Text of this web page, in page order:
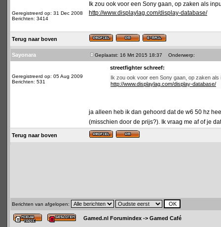
Geregistreerd op: 31 Dec 2008
Berichten: 3414
Ik zou ook voor een Sony gaan, op zaken als
http://www.displaylag.com/display-database/
Terug naar boven
Sayonara Geplaatst: 16 Mrt 2015 18:37 Onderwerp:
Geregistreerd op: 05 Aug 2009
Berichten: 531
streetfighter schreef:
Ik zou ook voor een Sony gaan, op zaken
http://www.displaylag.com/display-database/
ja alleen heb ik dan gehoord dat de w6 50 hz
(misschien door de prijs?). Ik vraag me af of je
Terug naar boven
Berichten van afgelopen:
Gamed.nl Forumindex -> Gamed Café